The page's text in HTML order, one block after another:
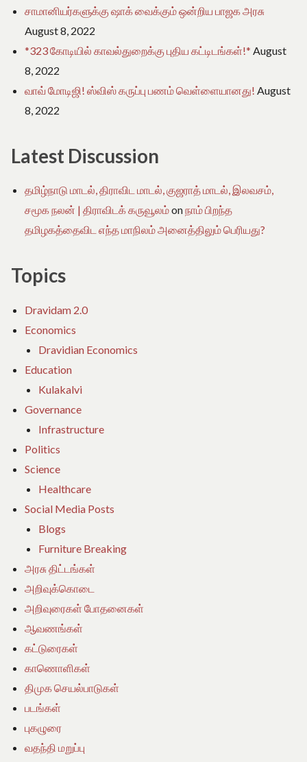
சாமானியர்களுக்கு ஷாக் வைக்கும் ஒன்றிய பாஜக அரசு
August 8, 2022
*323 கோடியில் காவல்துறைக்கு புதிய கட்டிடங்கள்!* August
8, 2022
வாவ் மோடிஜி! ஸ்விஸ் கருப்பு பணம் வெள்ளையானது! August
8, 2022
Latest Discussion
தமிழ்நாடு மாடல், திராவிட மாடல், குஜராத் மாடல், இலவசம்,
சமூக நலன் | திராவிடக் கருவூலம்onநாம் பிறந்த
தமிழகத்தைவிட எந்த மாநிலம் அனைத்திலும் பெரியது?
Topics
Dravidam 2.0
Economics
Dravidian Economics
Education
Kulakalvi
Governance
Infrastructure
Politics
Science
Healthcare
Social Media Posts
Blogs
Furniture Breaking
அரசு திட்டங்கள்
அறிவுக்கொடை
அறிவுரைகள் போதனைகள்
ஆவணங்கள்
கட்டுரைகள்
காணொளிகள்
திமுக செயல்பாடுகள்
படங்கள்
புகழுரை
வதந்தி மறுப்பு